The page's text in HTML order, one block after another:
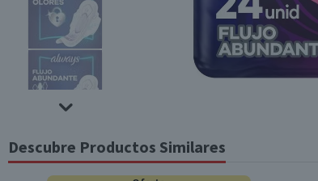
Descubre Productos Similares